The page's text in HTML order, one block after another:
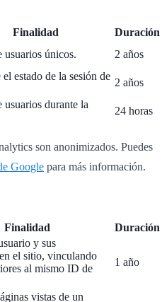
Finalidad
Duración
usuarios únicos. 2 años
estado de la sesión de
2 años
usuarios durante la
24 horas
son anonimizados. Puedes
Google para más información.
Finalidad Duración
y sus
el sitio, vinculando
al mismo ID de
1 año
vistas de un